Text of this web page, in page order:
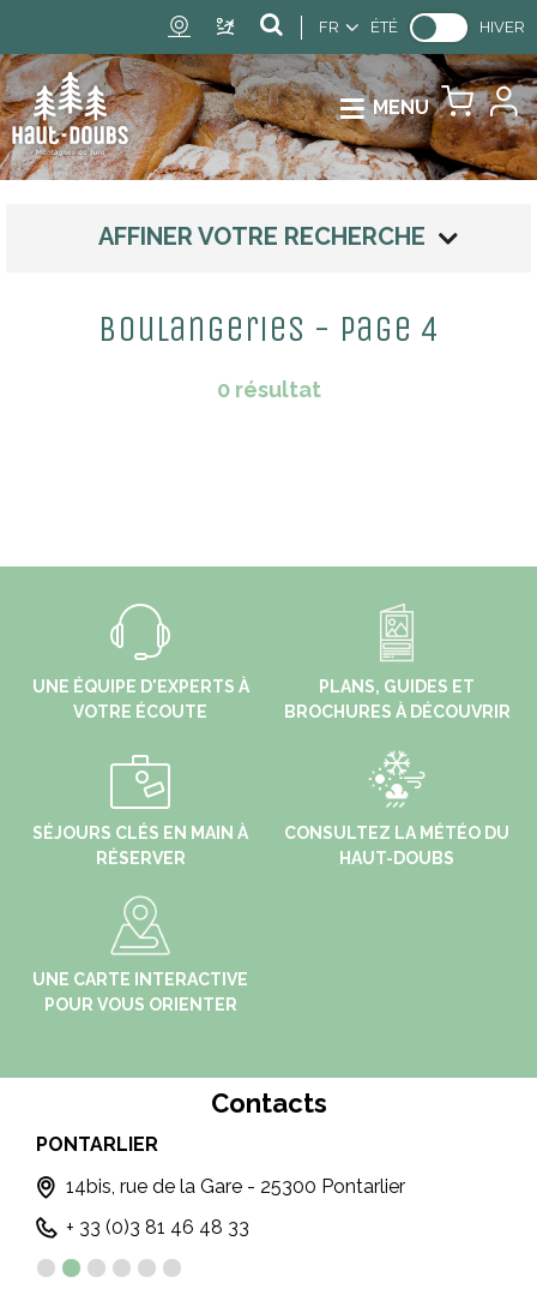
FR ÉTÉ HIVER
MENU
AFFINER VOTRE RECHERCHE
Boulangeries - Page 4
0résultat
UNE ÉQUIPE D'EXPERTS À
VOTRE ÉCOUTE
PLANS, GUIDES ET
BROCHURES À DÉCOUVRIR
SÉJOURS CLÉS EN MAIN À
RÉSERVER
CONSULTEZ LA MÉTÉO DU
HAUT-DOUBS
UNE CARTE INTERACTIVE
POUR VOUS ORIENTER
Contacts
PONTARLIER
14bis, rue de la Gare - 25300 Pontarlier
+ 33 (0)3 81 46 48 33